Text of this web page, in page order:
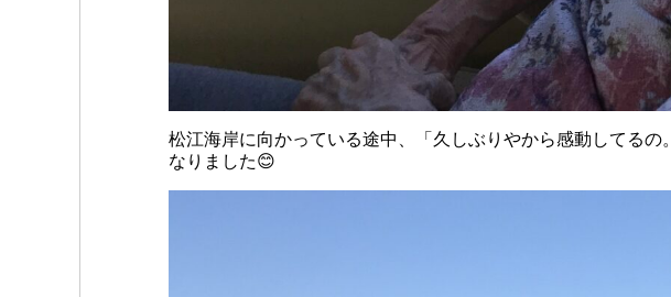
松江海岸に向かっている途中、「久しぶりやから感動してる
なりました😊